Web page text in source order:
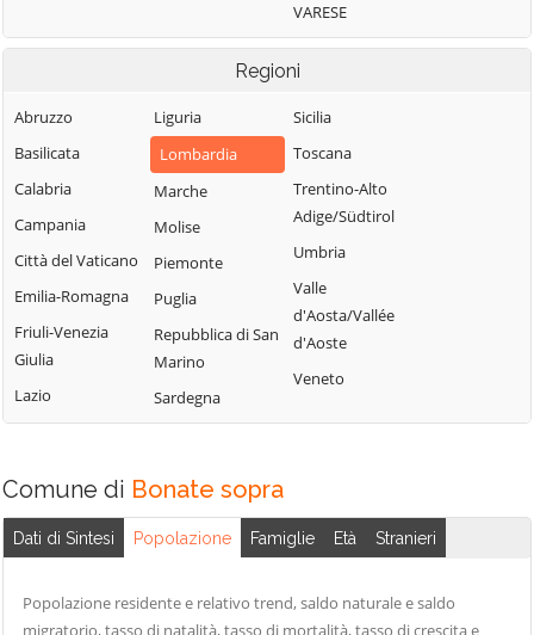
Arzago d'Adda
Aviatico
Azzano San
Paolo
Azzone
Bagnatica
Barbata
Bariano
Barzana
Bedulita
Bergamo
Bianzano
Bolgare
Filago
Fino del Monte
Fiorano al Serio
Fontanella
Fonteno
Foppolo
Foresto Sparso
Fornovo San
Fuipiano Valle
Gandellino
Gandosso
Gaverina Terme
Ghisalba
Rogno
Romano di
Roncobello
Roncola
Rota d'Imagna
Rovetta
Bianco
Terme
Terme
Santa Brigida
Sarnico
Schilpario
VARESE
Regioni
Abruzzo
Basilicata
Calabria
Campania
Città del Vaticano
Emilia-Romagna
Friuli-Venezia
Giulia
Lazio
Liguria
Lombardia
Marche
Molise
Piemonte
Puglia
Repubblica di San
Marino
Sardegna
Sicilia
Toscana
Trentino-Alto
Adige/Südtirol
Umbria
Valle
d'Aosta/Vallée
d'Aoste
Veneto
Comune di Bonate sopra
Dati di Sintesi Popolazione Famiglie Età Stranieri
Popolazione residente e relativo trend, saldo naturale e saldo
migratorio, tasso di natalità, tasso di mortalità, tasso di crescita e